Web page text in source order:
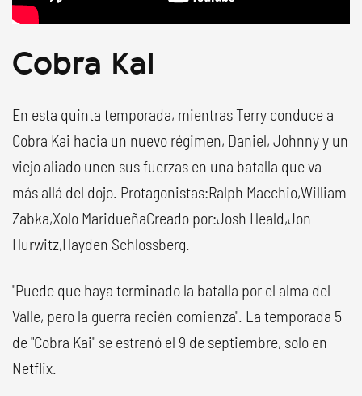
Cobra Kai
En esta quinta temporada, mientras Terry conduce a
Cobra Kai hacia un nuevo régimen, Daniel, Johnny y un
viejo aliado unen sus fuerzas en una batalla que va
más allá del dojo. Protagonistas:Ralph Macchio,William
Zabka,Xolo MaridueñaCreado por:Josh Heald,Jon
Hurwitz,Hayden Schlossberg.
"Puede que haya terminado la batalla por el alma del
Valle, pero la guerra recién comienza". La temporada 5
de "Cobra Kai" se estrenó el 9 de septiembre, solo en
Netflix.